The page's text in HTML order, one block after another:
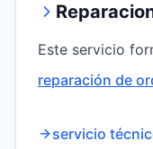
Este servicio
reparación de
servicio